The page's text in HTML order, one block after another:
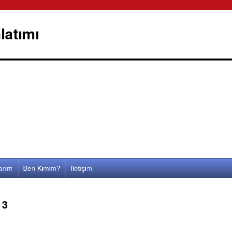
Ben Kimim? İletişim